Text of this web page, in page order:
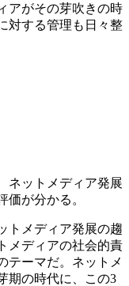
アがその芽吹きの時
対する管理も日々整
ネットメディア発展
が分かる。
トメディア発展の趨
メディアの社会的責
テーマだ。ネットメ
期の時代に、この3